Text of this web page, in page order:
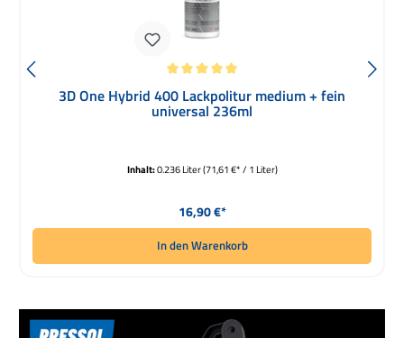
3D One Hybrid 400 Lackpolitur medium + fein
universal 236ml
Inhalt:0.236 Liter(71,61 €* / 1 Liter)
Regulärer Preis:
16,90 €*
In den Warenkorb